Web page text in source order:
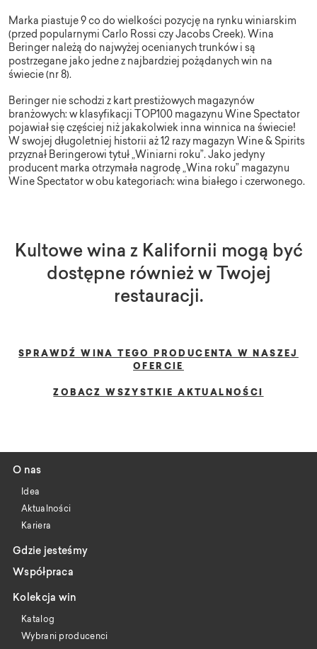
Marka piastuje 9 co do wielkości pozycję na rynku winiarskim
(przed popularnymi Carlo Rossi czy Jacobs Creek). Wina
Beringer należą do najwyżej ocenianych trunków i są
postrzegane jako jedne z najbardziej pożądanych win na
świecie (nr 8).
Beringer nie schodzi z kart prestiżowych magazynów
branżowych: w klasyfikacji TOP100 magazynu Wine Spectator
pojawiał się częściej niż jakakolwiek inna winnica na świecie!
W swojej długoletniej historii aż 12 razy magazyn Wine & Spirits
przyznał Beringerowi tytuł „Winiarni roku”. Jako jedyny
producent marka otrzymała nagrodę „Wina roku” magazynu
Wine Spectator w obu kategoriach: wina białego i czerwonego.
Kultowe wina z Kalifornii mogą być
dostępne również w Twojej
restauracji.
SPRAWDŹ WINA TEGO PRODUCENTA W NASZEJ
OFERCIE
ZOBACZ WSZYSTKIE AKTUALNOŚCI
O nas
Idea
Aktualności
Kariera
Gdzie jesteśmy
Współpraca
Kolekcja win
Katalog
Wybrani producenci